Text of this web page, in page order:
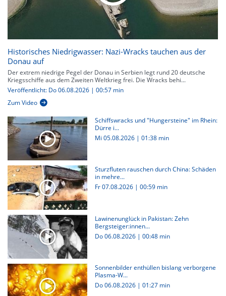
Historisches Niedrigwasser: Nazi-Wracks tauchen aus der
Donau auf
Der extrem niedrige Pegel der Donau in Serbien legt rund 20 deutsche
Kriegsschiffe aus dem Zweiten Weltkrieg frei. Die Wracks behi...
Veröffentlicht: Do 06.08.2026 | 00:57 min
Zum Video
Schiffswracks und "Hungersteine" im Rhein:
Dürre i...
Mi 05.08.2026 | 01:38 min
Sturzfluten rauschen durch China: Schäden
in mehre...
Fr 07.08.2026 | 00:59 min
Lawinenunglück in Pakistan: Zehn
Bergsteiger:innen...
Do 06.08.2026 | 00:48 min
Sonnenbilder enthüllen bislang verborgene
Plasma-W...
Do 06.08.2026 | 01:27 min